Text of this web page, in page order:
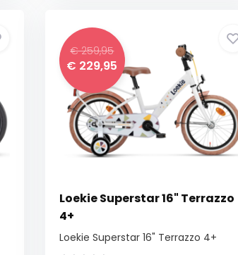
€ 259,95
€ 229,95
Loekie Superstar 16" Terrazzo
4+
Loekie Superstar 16" Terrazzo 4+